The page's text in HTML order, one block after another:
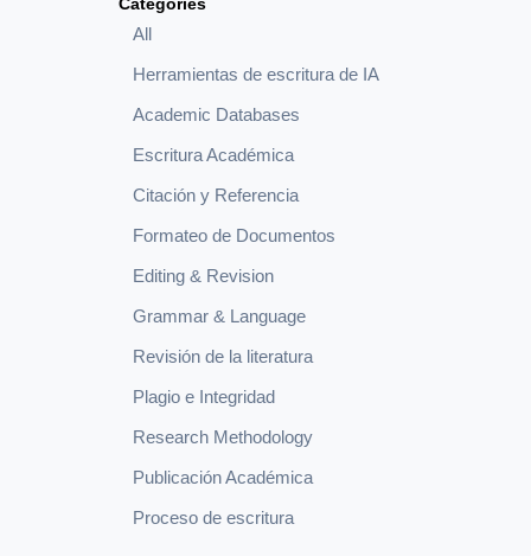
All
Herramientas de escritura de IA
Academic Databases
Escritura Académica
Citación y Referencia
Formateo de Documentos
Editing & Revision
Grammar & Language
Revisión de la literatura
Plagio e Integridad
Research Methodology
Publicación Académica
Proceso de escritura